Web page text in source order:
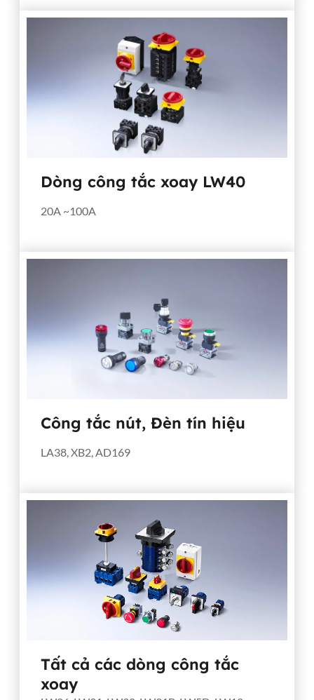
Dòng công tắc xoay LW40
20A ~100A
Công tắc nút, Đèn tín hiệu
LA38, XB2, AD169
Tất cả các dòng công tắc
xoay